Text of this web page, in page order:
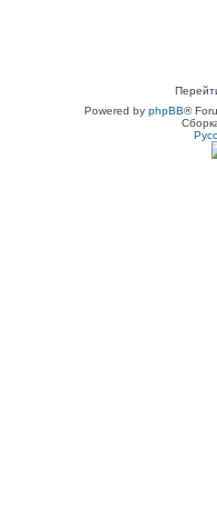
Powered by phpBB®